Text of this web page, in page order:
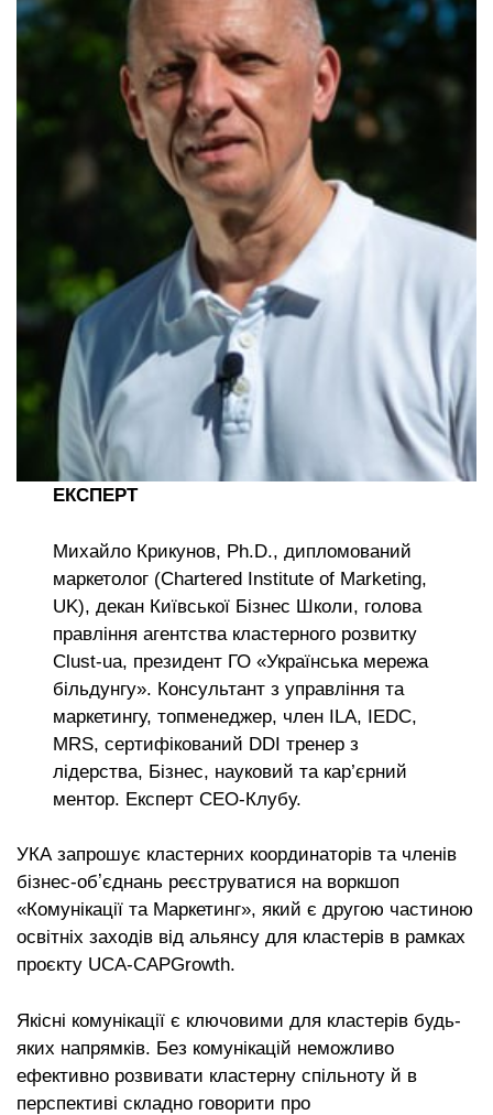
ЕКСПЕРТ
Михайло Крикунов, Ph.D., дипломований
маркетолог (Chartered Institute of Marketing,
UK), декан Київської Бізнес Школи, голова
правління агентства кластерного розвитку
Clust-ua, президент ГО «Українська мережа
більдунгу». Консультант з управління та
маркетингу, топменеджер, член ILA, IEDC,
MRS, сертифікований DDI тренер з
лідерства, Бізнес, науковий та кар’єрний
ментор. Експерт СЕО-Клубу.
УКА запрошує кластерних координаторів та членів
бізнес-обʼєднань реєструватися на воркшоп
«Комунікації та Маркетинг», який є другою частиною
освітніх заходів від альянсу для кластерів в рамках
проєкту UCA-CAPGrowth.
Якісні комунікації є ключовими для кластерів будь-
яких напрямків. Без комунікацій неможливо
ефективно розвивати кластерну спільноту й в
перспективі складно говорити про